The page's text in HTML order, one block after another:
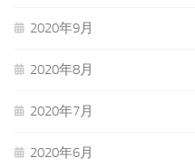
2020年9月
2020年8月
2020年7月
2020年6月